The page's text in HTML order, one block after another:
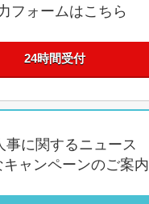
フォームはこちら
24時間受付
に関するニュース
キャンペーンのご案内